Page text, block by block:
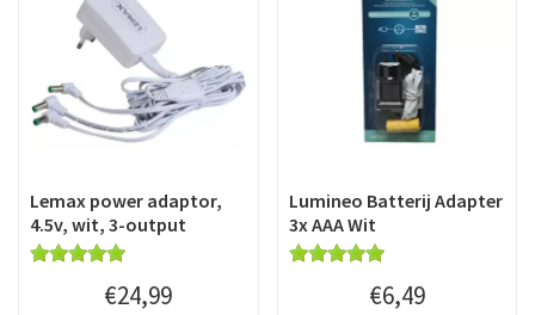
Lemax power adaptor,
4.5v, wit, 3-output
€24,99
Lumineo Batterij Adapter
3x AAA Wit
€6,49